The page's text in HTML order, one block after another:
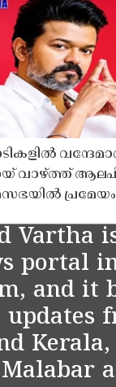
വാഴ്ത്ത്
പ്രമേയം
Vartha
portal
and it
updates